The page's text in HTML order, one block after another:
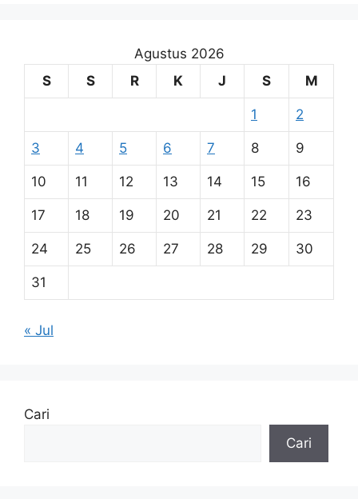
Agustus 2026
S
S R K J S M
1 2
3 4 5 6 7 8 9
10 11 12 13 14 15 16
17 18 19 20 21 22 23
24 25 26 27 28 29 30
31
« Jul
Cari
Cari